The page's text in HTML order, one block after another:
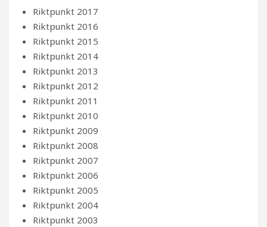
Riktpunkt 2017
Riktpunkt 2016
Riktpunkt 2015
Riktpunkt 2014
Riktpunkt 2013
Riktpunkt 2012
Riktpunkt 2011
Riktpunkt 2010
Riktpunkt 2009
Riktpunkt 2008
Riktpunkt 2007
Riktpunkt 2006
Riktpunkt 2005
Riktpunkt 2004
Riktpunkt 2003